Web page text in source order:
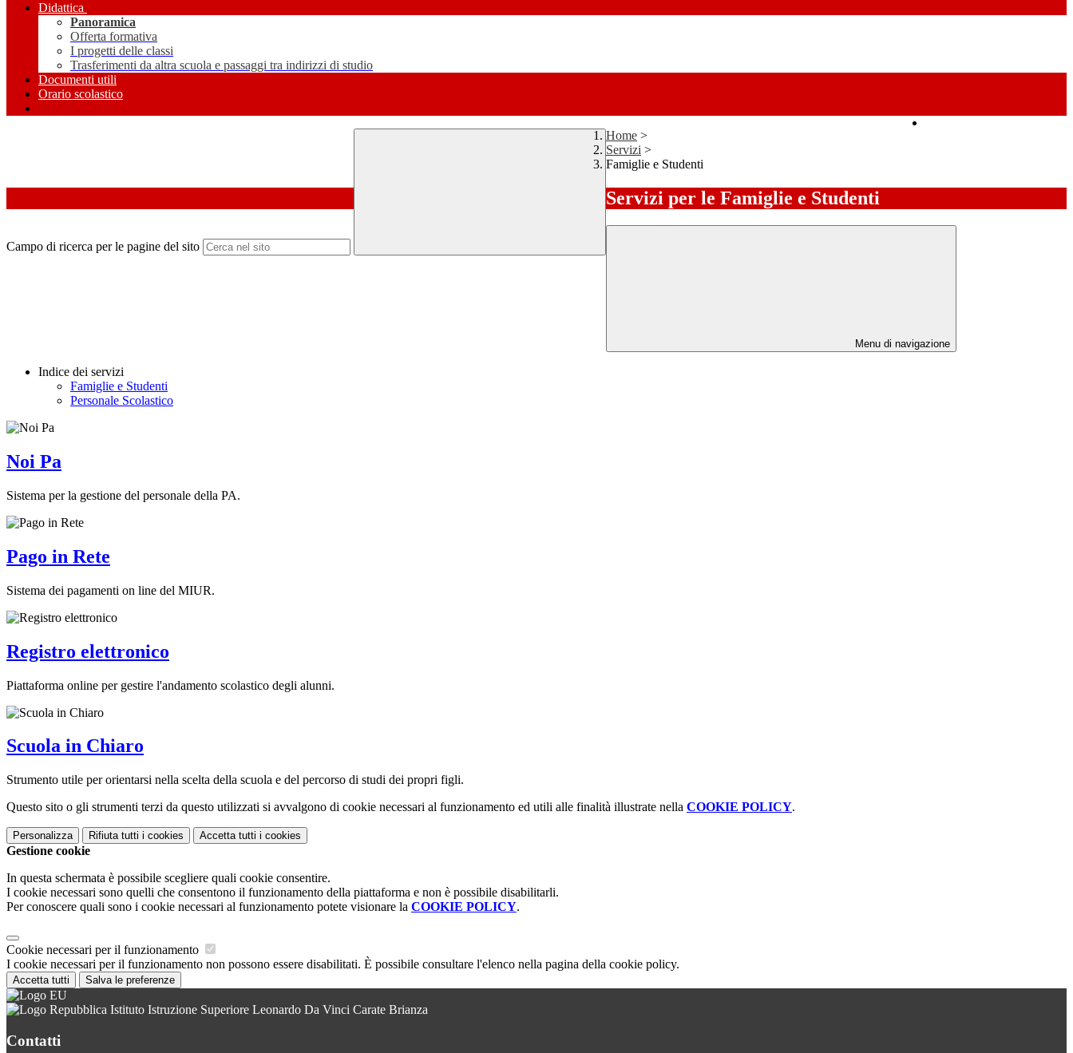
Didattica
Panoramica
Offerta formativa
I progetti delle classi
Trasferimenti da altra scuola e passaggi tra indirizzi di studio
Documenti utili
Orario scolastico
Campo di ricerca per le pagine del sito
Home >
Servizi >
Famiglie e Studenti
Servizi per le Famiglie e Studenti
Menu di navigazione
Indice dei servizi
Famiglie e Studenti
Personale Scolastico
Noi Pa
Sistema per la gestione del personale della PA.
Pago in Rete
Sistema dei pagamenti on line del MIUR.
Registro elettronico
Piattaforma online per gestire l'andamento scolastico degli alunni.
Scuola in Chiaro
Strumento utile per orientarsi nella scelta della scuola e del percorso di studi dei propri figli.
Questo sito o gli strumenti terzi da questo utilizzati si avvalgono di cookie necessari al funzionamento ed utili alle finalità illustrate nella COOKIE POLICY.
Personalizza Rifiuta tutti i cookies Accetta tutti i cookies
Gestione cookie
In questa schermata è possibile scegliere quali cookie consentire.
I cookie necessari sono quelli che consentono il funzionamento della piattaforma e non è possibile disabilitarli.
Per conoscere quali sono i cookie necessari al funzionamento potete visionare la COOKIE POLICY.
Cookie necessari per il funzionamento
I cookie necessari per il funzionamento non possono essere disabilitati. È possibile consultare l'elenco nella pagina della cookie policy.
Accetta tutti Salva le preferenze
Istituto Istruzione Superiore Leonardo Da Vinci Carate Brianza
Contatti